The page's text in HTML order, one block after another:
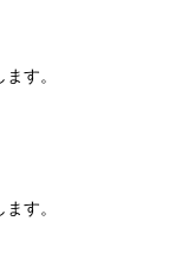
す。
す。